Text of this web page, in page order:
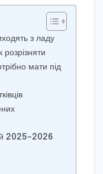
з ладу
мати під
2025–2026